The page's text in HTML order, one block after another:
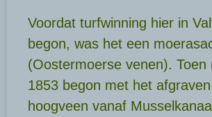
Voordat turfwinning hier in
begon, was het een
(Oostermoerse venen). Toen
1853 begon met het
hoogveen vanaf